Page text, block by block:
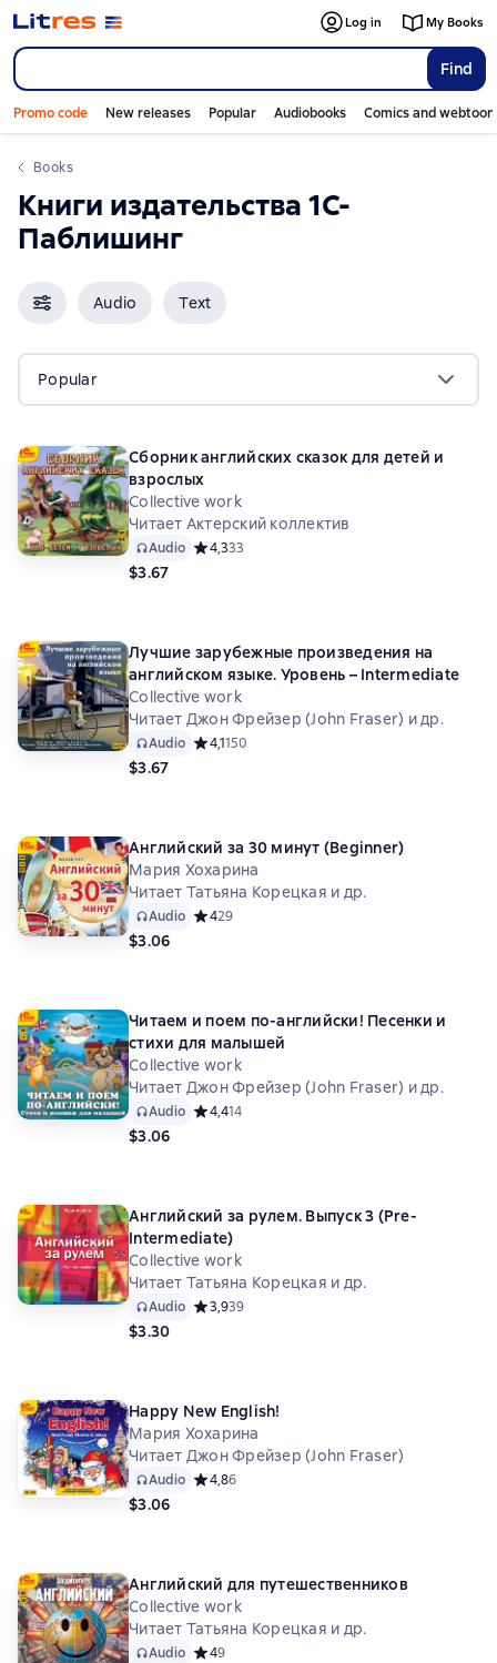
Find
Log in My Books
Promo code New releases Popular Audiobooks Comics and
Books
Книги издательства 1С-
Паблишинг
Audio Text
Popular
Сборник английских сказок для детей и
взрослых
Collective work
Читает Актерский коллектив
Audio Средний рейтинг 4,3 на основе 33 оценок
4,333
$3.67
Лучшие зарубежные произведения на
английском языке. Уровень – Intermediate
Collective work
Читает Джон Фрейзер (John Fraser) и др.
Audio Средний рейтинг 4,1 на основе 150 оценок
4,1150
$3.67
Английский за 30 минут (Beginner)
Мария Хохарина
Читает Татьяна Корецкая и др.
Audio Средний рейтинг 4 на основе 29 оценок
429
$3.06
Читаем и поем по-английски! Песенки и
стихи для малышей
Collective work
Читает Джон Фрейзер (John Fraser) и др.
Audio Средний рейтинг 4,4 на основе 14 оценок
4,414
$3.06
Английский за рулем. Выпуск 3 (Pre-
Intermediate)
Collective work
Читает Татьяна Корецкая и др.
Audio Средний рейтинг 3,9 на основе 39 оценок
3,939
$3.30
Happy New English!
Мария Хохарина
Читает Джон Фрейзер (John Fraser)
Audio Средний рейтинг 4,8 на основе 6 оценок
4,86
$3.06
Английский для путешественников
Collective work
Читает Татьяна Корецкая и др.
Audio Средний рейтинг 4 на основе 9 оценок
49